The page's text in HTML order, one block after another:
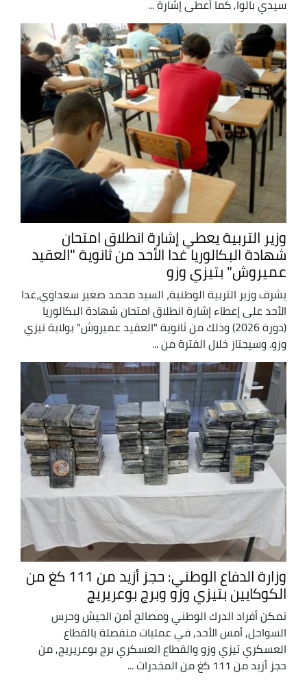
سيدي بالوا, كما أعطى إشارة ...
وزير التربية يعطي إشارة انطلاق امتحان
شهادة البكالوريا غدا الأحد من ثانوية "العقيد
عميروش" بتيزي وزو
يشرف وزير التربية الوطنية، السيد محمد صغير سعداوي،غدا
الأحد على إعطاء إشارة انطلاق امتحان شهادة البكالوريا
(دورة 2026) وذلك من ثانوية "العقيد عميروش" بولاية تيزي
وزو. وسيجتاز خلال الفترة من ...
وزارة الدفاع الوطني: حجز أزيد من 111 كغ من
الكوكايين بتيزي وزو وبرج بوعريريج
تمكن أفراد الدرك الوطني ومصالح أمن الجيش وحرس
السواحل, أمس الأحد, في عمليات منفصلة بالقطاع
العسكري تيزي وزو والقطاع العسكري برج بوعريريج, من
حجز أزيد من 111 كغ من المخدرات ...